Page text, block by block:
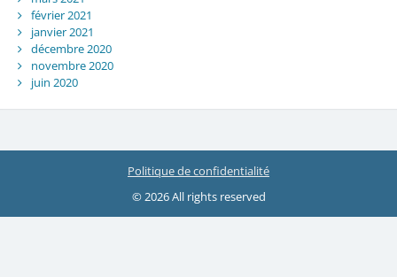
février 2021
janvier 2021
décembre 2020
novembre 2020
juin 2020
Politique de confidentialité
© 2026 All rights reserved